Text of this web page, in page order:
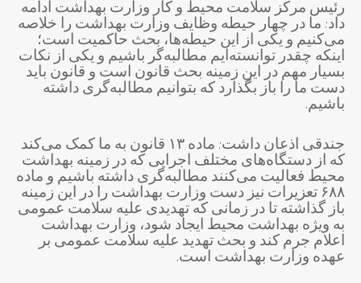
رئیس مرکز سلامت محیط و کار وزارت بهداشت ادامه
داد: ما در چهار حیطه وظایف وزارت بهداشت را خلاصه
می‌کنیم و یکی از این حیطه‌ها، بحث حاکمیت است؛
اینکه چقدر توانسته‌ایم مطالبه‌گر باشیم و یکی از نکات
بسیار مهم در این زمینه بحث قانون است و قانون باید
دست ما را باز بگذارد که بتوانیم مطالبه‌گری داشته
باشیم.
جندقی اذعان داشت: ماده ۱۳ قانون به ما کمک می‌کند
که از دستگاه‌های مختلف اجرایی که در زمینه بهداشت
محیط فعالیت می‌کنند مطالبه‌گری داشته باشیم و ماده
۶۸۸ تعزیرات نیز دست وزارت بهداشت را در این زمینه
باز گذاشته تا در زمانی که تهدیدی علیه سلامت عمومی
به ویژه بهداشت محیط ایجاد شود، وزارت بهداشت
اعلام جرم کند و بحث تهدید علیه سلامت عمومی بر
عهده وزارت بهداشت است.